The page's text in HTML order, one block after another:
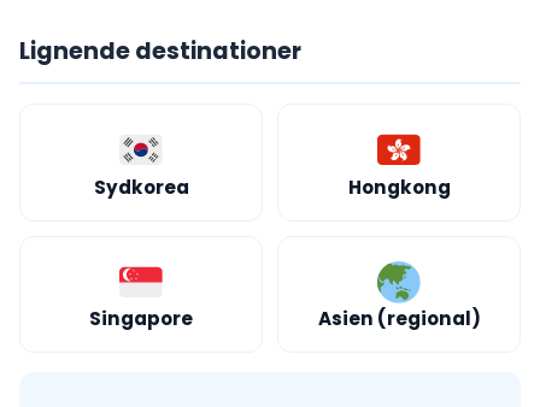
Lignende destinationer
Sydkorea Hongkong
Singapore Asien (regional)